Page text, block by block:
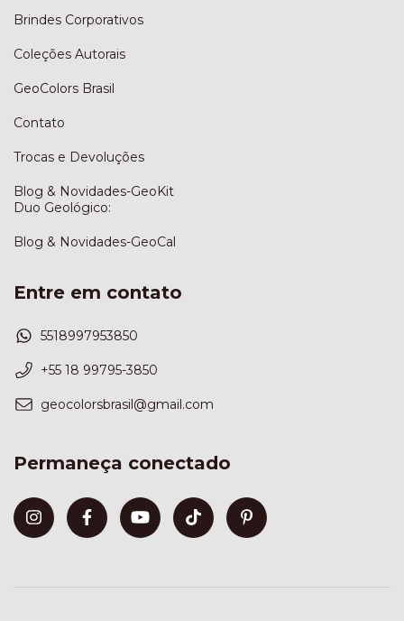
Brindes Corporativos
Coleções Autorais
GeoColors Brasil
Contato
Trocas e Devoluções
Blog & Novidades-GeoKit
Duo Geológico:
Blog & Novidades-GeoCal
Entre em contato
5518997953850
+55 18 99795-3850
geocolorsbrasil@gmail.com
Permaneça conectado